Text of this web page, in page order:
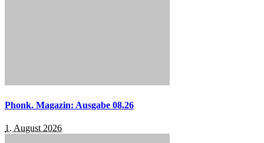
Phonk. Magazin: Ausgabe 08.26
1. August 2026